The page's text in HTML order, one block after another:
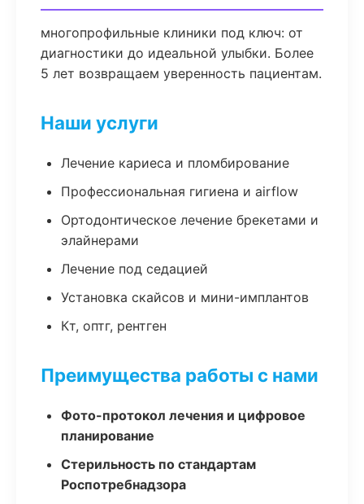
многопрофильные клиники под ключ: от
диагностики до идеальной улыбки. Более
5 лет возвращаем уверенность пациентам.
Наши услуги
Лечение кариеса и пломбирование
Профессиональная гигиена и airflow
Ортодонтическое лечение брекетами и
элайнерами
Лечение под седацией
Установка скайсов и мини-имплантов
Кт, оптг, рентген
Преимущества работы с нами
Фото-протокол лечения и цифровое
планирование
Стерильность по стандартам
Роспотребнадзора